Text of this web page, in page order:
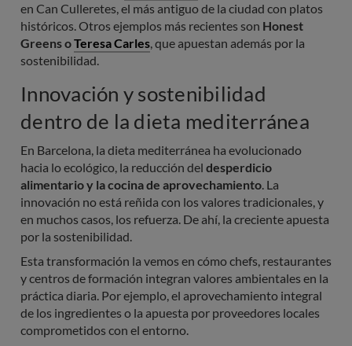
en Can Culleretes, el más antiguo de la ciudad con platos
históricos. Otros ejemplos más recientes son Honest
Greens oTeresa Carles, que apuestan además por la
sostenibilidad.
Innovación y sostenibilidad
dentro de la dieta mediterránea
En Barcelona, la dieta mediterránea ha evolucionado
hacia lo ecológico, la reducción del desperdicio
alimentario y la cocina de aprovechamiento . La
innovación no está reñida con los valores tradicionales, y
en muchos casos, los refuerza. De ahí, la creciente apuesta
por la sostenibilidad.
Esta transformación la vemos en cómo chefs, restaurantes
y centros de formación integran valores ambientales en la
práctica diaria. Por ejemplo, el aprovechamiento integral
de los ingredientes o la apuesta por proveedores locales
comprometidos con el entorno.